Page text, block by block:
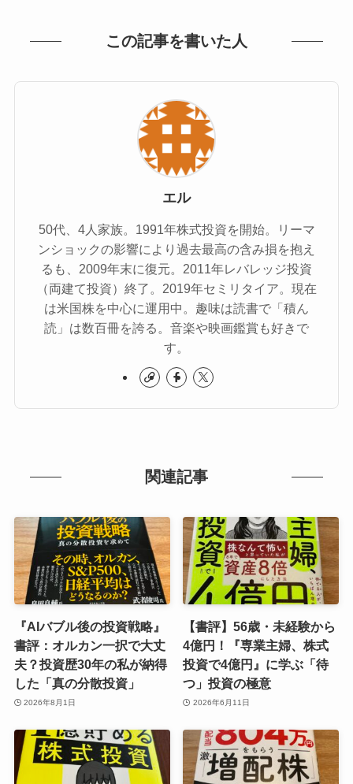
この記事を書いた人
エル
50代、4人家族。1991年株式投資を開始。リーマ
ンショックの影響により過去最高の含み損を抱え
るも、2009年末に復元。2011年レバレッジ投資
（両建て投資）終了。2019年セミリタイア。現在
は米国株を中心に運用中。趣味は読書で「積ん
読」は数百冊を誇る。音楽や映画鑑賞も好きで
す。
関連記事
『AIバブル後の投資戦略』
書評：オルカン一択で大丈
夫？投資歴30年の私が納得
した「真の分散投資」
2026年8月1日
【書評】56歳・未経験から
4億円！『専業主婦、株式
投資で4億円』に学ぶ「待
つ」投資の極意
2026年6月11日